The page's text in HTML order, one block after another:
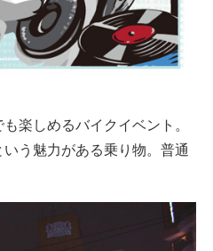
楽しめるバイクイベント。
う魅力がある乗り物。普通